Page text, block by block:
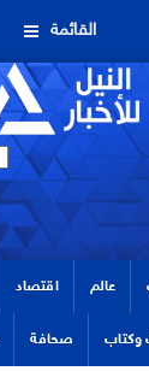
القائمة
عالم اقتصاد
وكتاب صحافة